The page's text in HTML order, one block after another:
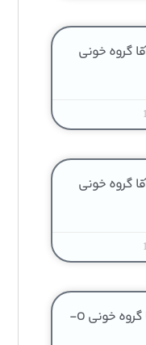
گروه خونی
گروه خونی
آگهی عادی — اهداکننده آقا گروه خونی O-